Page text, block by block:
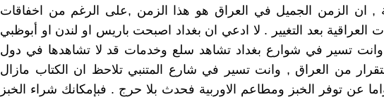
, ان الزمن الجميل في العراق هو هذا الزمن ,على الرغم من اخفاقات
العراقية بعد التغيير . لا ادعي ان بغداد اصبحت باريس او لندن او أبوظبي
تسير في شوارع بغداد تشاهد سلع وخدمات قد لا تشاهدها في دول
من العراق , وانت تسير في شارع المتنبي تلاحظ ان الكتاب مازال
عن توفر الخبز ومطاعم الاوربية فحدث بلا حرج . فبإمكانك شراء الخبز